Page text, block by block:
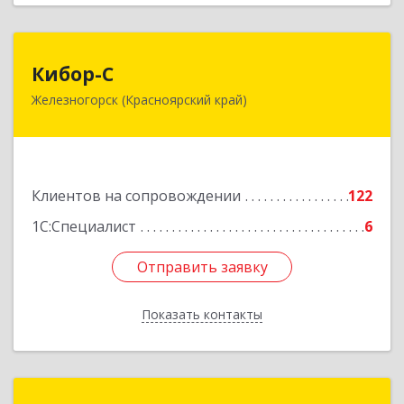
Кибор-С
Железногорск (Красноярский край)
Клиентов на сопровождении
122
1С:Специалист
6
Отправить заявку
Показать контакты
662973, Красноярский край, Железногорск г,
Отправить заявку
Назад